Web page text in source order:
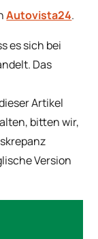
Autovista24.
es sich bei
Das
Artikel
bitten wir,
Version